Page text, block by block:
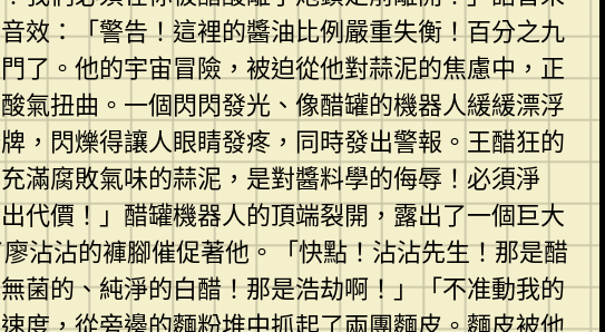
效：「警告！這裡的醬油比例嚴重失衡！百分之九
了。他的宇宙冒險，被迫從他對蒜泥的焦慮中，正
氣扭曲。一個閃閃發光、像醋罐的機器人緩緩漂浮
，閃爍得讓人眼睛發疼，同時發出警報。王醋狂的
滿腐敗氣味的蒜泥，是對醬料學的侮辱！必須淨
代價！」醋罐機器人的頂端裂開，露出了一個巨大
沾沾的褲腳催促著他。「快點！沾沾先生！那是醋
菌的、純淨的白醋！那是浩劫啊！」「不准動我的